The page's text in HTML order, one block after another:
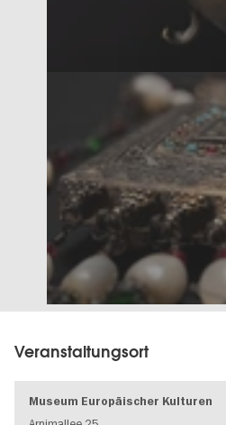
Veranstaltungsort
Museum Europäischer Kulturen